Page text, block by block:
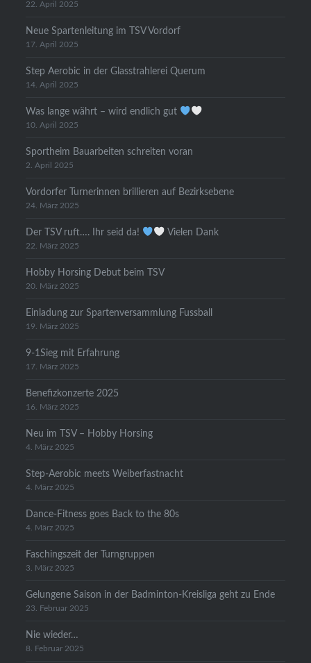
22. April 2025
Neue Spartenleitung im TSV Vordorf
17. April 2025
Step Aerobic in der Glasstrahlerei Querum
14. April 2025
Was lange währt – wird endlich gut
10. April 2025
Sportheim Bauarbeiten schreiten voran
2. April 2025
Vordorfer Turnerinnen brillieren auf Bezirksebene
24. März 2025
Der TSV ruft…. Ihr seid da! Vielen Dank
22. März 2025
Hobby Horsing Debut beim TSV
20. März 2025
Einladung zur Spartenversammlung Fussball
19. März 2025
9-1Sieg mit Erfahrung
17. März 2025
Benefizkonzerte 2025
16. März 2025
Neu im TSV – Hobby Horsing
4. März 2025
Step-Aerobic meets Weiberfastnacht
4. März 2025
Dance-Fitness goes Back to the 80s
4. März 2025
Faschingszeit der Turngruppen
3. März 2025
Gelungene Saison in der Badminton-Kreisliga geht zu Ende
23. Februar 2025
Nie wieder…
8. Februar 2025